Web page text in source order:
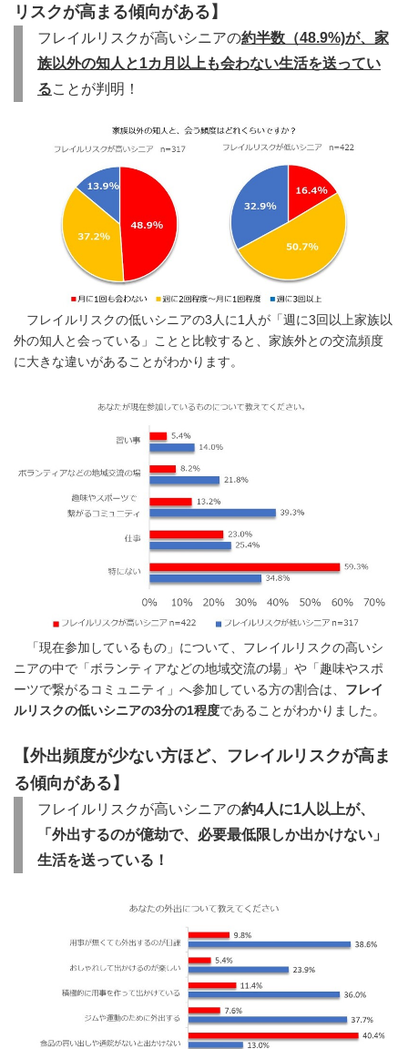
リスクが高まる傾向がある】
フレイルリスクが高いシニアの約半数（48.9%)が、家
族以外の知人と1カ月以上も会わない生活を送ってい
ることが判明！
フレイルリスクの低いシニアの3人に1人が「週に3回以上家族以
外の知人と会っている」ことと比較すると、家族外との交流頻度
に大きな違いがあることがわかります。
「現在参加しているもの」について、フレイルリスクの高いシ
ニアの中で「ボランティアなどの地域交流の場」や「趣味やスポ
ーツで繋がるコミュニティ」へ参加している方の割合は、 フレイ
ルリスクの低いシニアの3分の1程度であることがわかりました。
【外出頻度が少ない方ほど、フレイルリスクが高ま
る傾向がある】
フレイルリスクが高いシニアの約4人に1人以上が、
「外出するのが億劫で、必要最低限しか出かけない」
生活を送っている！